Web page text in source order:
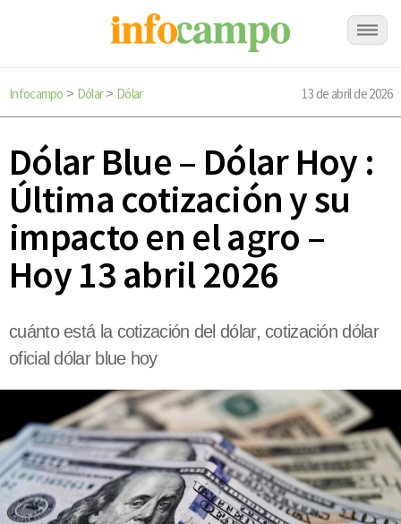
Infocampo > Dólar> Dólar 13 de abril de 2026
Dólar Blue – Dólar Hoy :
Última cotización y su
impacto en el agro –
Hoy 13 abril 2026
cuánto está la cotización del dólar, cotización dólar
oficial dólar blue hoy